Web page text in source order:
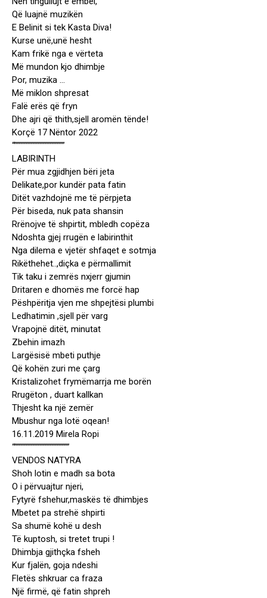
Që luajnë muzikën
E Belinit si tek Kasta Diva!
Kurse unë,unë hesht
Kam frikë nga e vërteta
Më mundon kjo dhimbje
Por, muzika …
Më miklon shpresat
Falë erës që fryn
Dhe ajri që thith,sjell aromën tënde!
Korçë 17 Nëntor 2022
“”””””””””””””””””””””
LABIRINTH
Për mua zgjidhjen bëri jeta
Delikate,por kundër pata fatin
Ditët vazhdojnë me të përpjeta
Për biseda, nuk pata shansin
Rrënojve të shpirtit, mbledh copëza
Ndoshta gjej rrugën e labirinthit
Nga dilema e vjetër shfaqet e sotmja
Rikëthehet..,diçka e përmallimit
Tik taku i zemrës nxjerr gjumin
Dritaren e dhomës me forcë hap
Pëshpëritja vjen me shpejtësi plumbi
Ledhatimin ,sjell për varg
Vrapojnë ditët, minutat
Zbehin imazh
Largësisë mbeti puthje
Që kohën zuri me çarg
Kristalizohet frymëmarrja me borën
Rrugëton , duart kallkan
Thjesht ka një zemër
Mbushur nga lotë oqean!
16.11.2019 Mirela Ropi
“”””””””””””””””””””””””
VENDOS NATYRA
Shoh lotin e madh sa bota
O i përvuajtur njeri,
Fytyrë fshehur,maskës të dhimbjes
Mbetet pa strehë shpirti
Sa shumë kohë u desh
Të kuptosh, si tretet trupi !
Dhimbja gjithçka fsheh
Kur fjalën, goja ndeshi
Fletës shkruar ca fraza
Një firmë, që fatin shpreh